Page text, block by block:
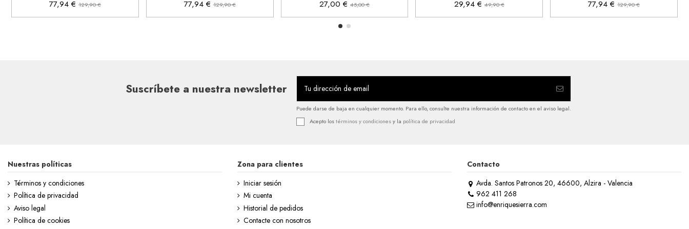
77,94 € 129,90 €
77,94 €129,90 €
27,00 € 45,00 €
29,94 €49,90 €
77,94 €129,90 €
Suscríbete a nuestra newsletter
Puede darse de baja en cualquier momento. Para ello, consulte nuestra información de contacto en el aviso legal.
Acepto lostérminos y condicionesy la política de privacidad
Nuestras políticas
Términos y condiciones
Política de privacidad
Aviso legal
Política de cookies
Zona para clientes
Iniciar sesión
Mi cuenta
Historial de pedidos
Contacte con nosotros
Contacto
Avda. Santos Patronos 20, 46600, Alzira - Valencia
962 411 268
info@enriquesierra.com